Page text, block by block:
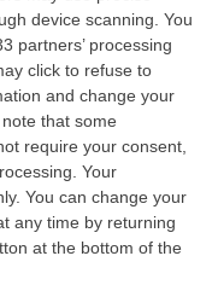
device scanning. You
partners’ processing
click to refuse to
and change your
that some
require your consent,
Your
You can change your
any time by returning
at the bottom of the
ma anche la
molto da dire
nel 2018
sogni di vittoria,
se lo è
storia della
padrone alla